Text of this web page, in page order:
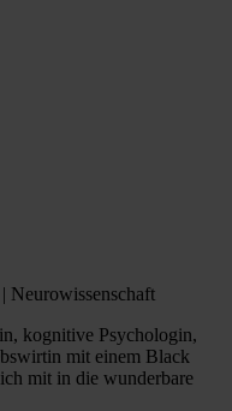
Neurowissenschaft
kognitive Psychologin,
mit einem Black
mit in die wunderbare